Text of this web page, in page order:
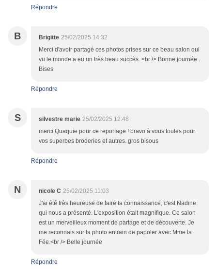
Répondre
B Brigitte 25/02/2025 14:32
Merci d'avoir partagé ces photos prises sur ce beau salon qui
vu le monde a eu un très beau succès. <br /> Bonne journée .
Bises
Répondre
S silvestre marie 25/02/2025 12:48
merci Quaquie pour ce reportage ! bravo à vous toutes pour
vos superbes broderies et autres. gros bisous
Répondre
N nicole C 25/02/2025 11:03
J'ai été très heureuse de faire ta connaissance, c'est Nadine
qui nous a présenté. L'exposition était magnifique. Ce salon
est un merveilleux moment de partage et de découverte. Je
me reconnais sur la photo entrain de papoter avec Mme la
Fée.<br /> Belle journée
Répondre